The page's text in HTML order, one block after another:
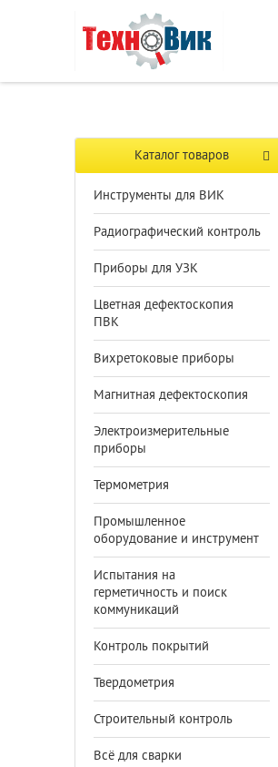
Каталог товаров
Инструменты для ВИК
Радиографический контроль
Приборы для УЗК
Цветная дефектоскопия
ПВК
Вихретоковые приборы
Магнитная дефектоскопия
Электроизмерительные
приборы
Термометрия
Промышленное
оборудование и инструмент
Испытания на
герметичность и поиск
коммуникаций
Контроль покрытий
Твердометрия
Строительный контроль
Всё для сварки